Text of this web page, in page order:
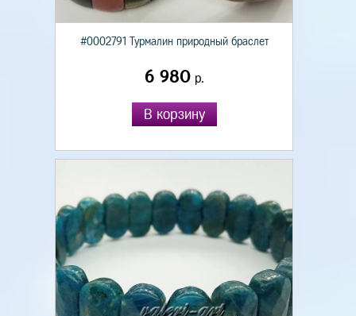
#0002791 Турмалин природный браслет
6 980р.
В корзину